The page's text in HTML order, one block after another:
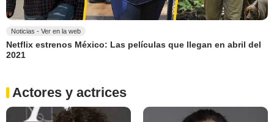
Noticias - Ver en la web
Netflix estrenos México: Las películas que llegan en abril del
2021
Actores y actrices